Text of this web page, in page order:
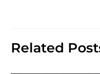
Related